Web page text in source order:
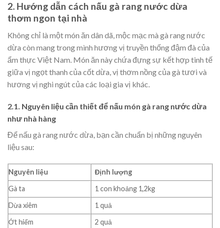
2. Hướng dẫn cách nấu gà rang nước dừa
thơm ngon tại nhà
Không chỉ là một món ăn dân dã, mộc mạc mà gà rang nước
dừa còn mang trong mình hương vị truyền thống đậm đà của
ẩm thực Việt Nam. Món ăn này chứa đựng sự kết hợp tinh tế
giữa vị ngọt thanh của cốt dừa, vị thơm nồng của gà tươi và
hương vị nghi ngút của các loại gia vị khác.
2.1. Nguyên liệu cần thiết để nấu món gà rang nước dừa
như nhà hàng
Để nấu gà rang nước dừa, bạn cần chuẩn bị những nguyên
liệu sau:
Nguyên liệu
Định lượng
Gà ta
1 con khoảng 1,2kg
Dừa xiêm
1 quả
Ớt hiểm
2 quả